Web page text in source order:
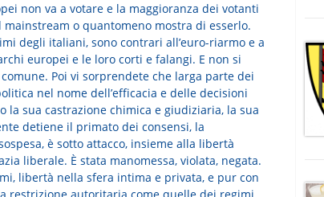
non va a votare e la maggioranza dei votanti
o quantomeno mostra di esserlo.
degli italiani, sono contrari all’euro-riarmo e a
europei e le loro corti e falangi. E non si
Poi vi sorprendete che larga parte dei
nel nome dell’efficacia e delle decisioni
la sua castrazione chimica e giudiziaria, la sua
detiene il primato dei consensi, la
è sotto attacco, insieme alla libertà
liberale. È stata manomessa, violata, negata.
libertà nella sfera intima e privata, e pur con